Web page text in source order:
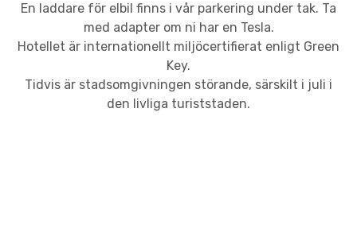
En laddare för elbil finns i vår parkering under tak. Ta
med adapter om ni har en Tesla.
Hotellet är internationellt miljöcertifierat enligt Green
Key.
Tidvis är stadsomgivningen störande, särskilt i juli i
den livliga turiststaden.